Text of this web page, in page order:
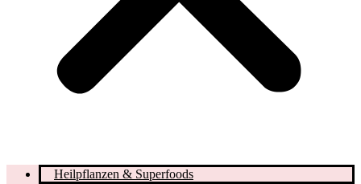
Heilpflanzen & Superfoods